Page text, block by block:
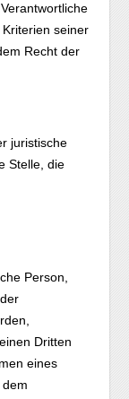
seiner
Recht der
juristische
Stelle, die
Person,
Dritten
eines